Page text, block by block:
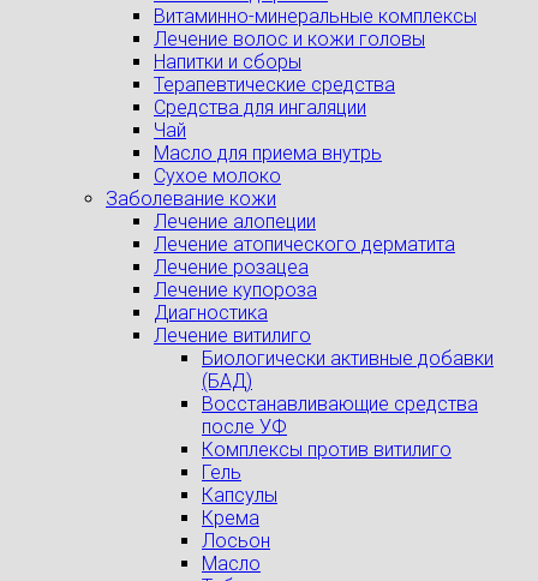
Витаминно-минеральные комплексы
Лечение волос и кожи головы
Напитки и сборы
Терапевтические средства
Средства для ингаляции
Чай
Масло для приема внутрь
Сухое молоко
Заболевание кожи
Лечение алопеции
Лечение атопического дерматита
Лечение розацеа
Лечение купороза
Диагностика
Лечение витилиго
Биологически активные добавки
(БАД)
Восстанавливающие средства
после УФ
Комплексы против витилиго
Гель
Капсулы
Крема
Лосьон
Масло